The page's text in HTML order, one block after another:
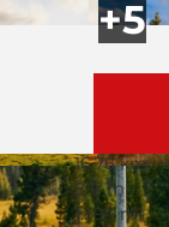
Entlebu
ch
© Martin
16,76 km
816 m
1.594 m